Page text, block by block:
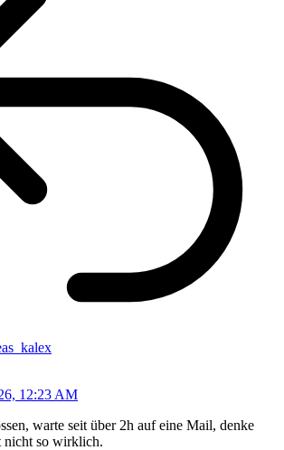
12:23 AM
warte seit über 2h auf eine Mail, denke
nicht so wirklich.